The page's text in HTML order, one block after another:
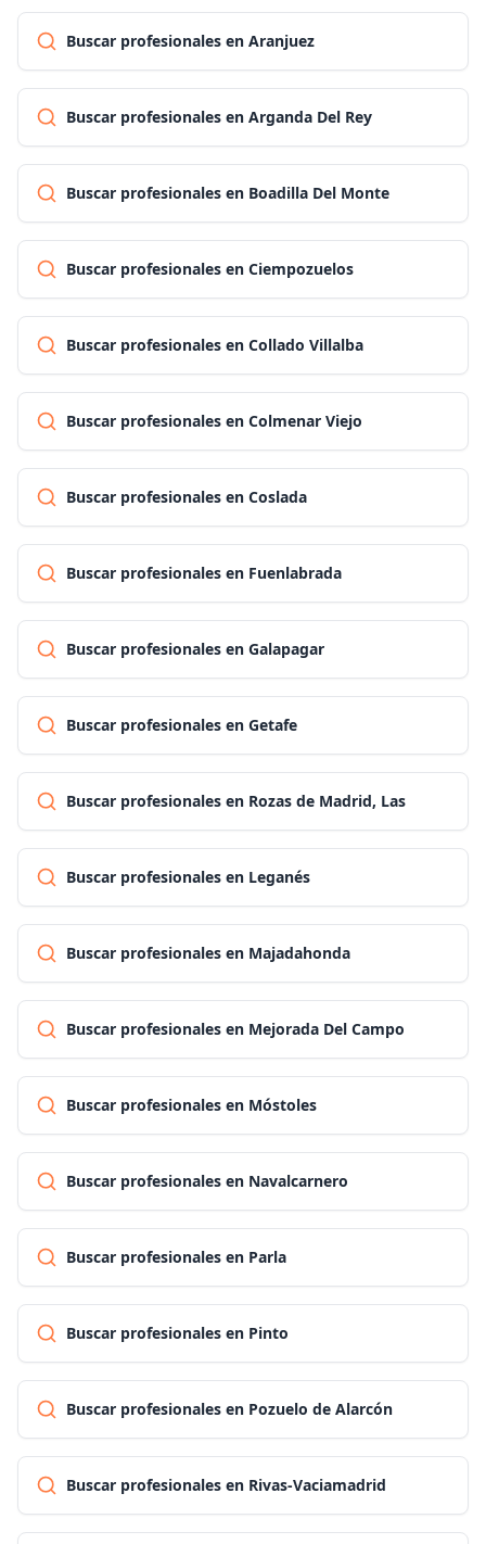
Buscar profesionales en Aranjuez
Buscar profesionales en Arganda Del Rey
Buscar profesionales en Boadilla Del Monte
Buscar profesionales en Ciempozuelos
Buscar profesionales en Collado Villalba
Buscar profesionales en Colmenar Viejo
Buscar profesionales en Coslada
Buscar profesionales en Fuenlabrada
Buscar profesionales en Galapagar
Buscar profesionales en Getafe
Buscar profesionales en Rozas de Madrid, Las
Buscar profesionales en Leganés
Buscar profesionales en Majadahonda
Buscar profesionales en Mejorada Del Campo
Buscar profesionales en Móstoles
Buscar profesionales en Navalcarnero
Buscar profesionales en Parla
Buscar profesionales en Pinto
Buscar profesionales en Pozuelo de Alarcón
Buscar profesionales en Rivas-Vaciamadrid